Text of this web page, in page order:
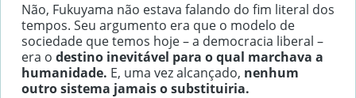
Não, Fukuyama não estava falando do fim literal dos
tempos. Seu argumento era que o modelo de
sociedade que temos hoje – a democracia liberal –
era o destino inevitável para o qual marchava a
humanidade. E, uma vez alcançado, nenhum
outro sistema jamais o substituiria.